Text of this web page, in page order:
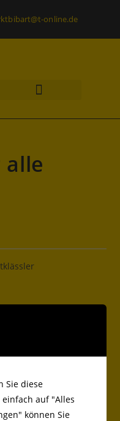
online.de
alle
Sie diese
auf "Alles
können Sie